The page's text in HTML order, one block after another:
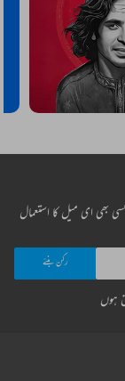
بھی ای میل کا استعمال
ہوں